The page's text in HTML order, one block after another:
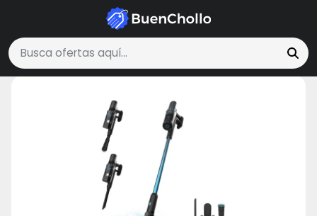
Buscar ofertas
Hogar y CocinaCecotec Aspirador Escoba sin Cable Conga